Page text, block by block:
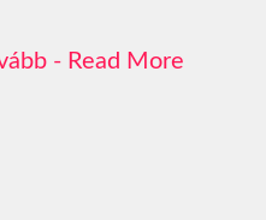
Read More